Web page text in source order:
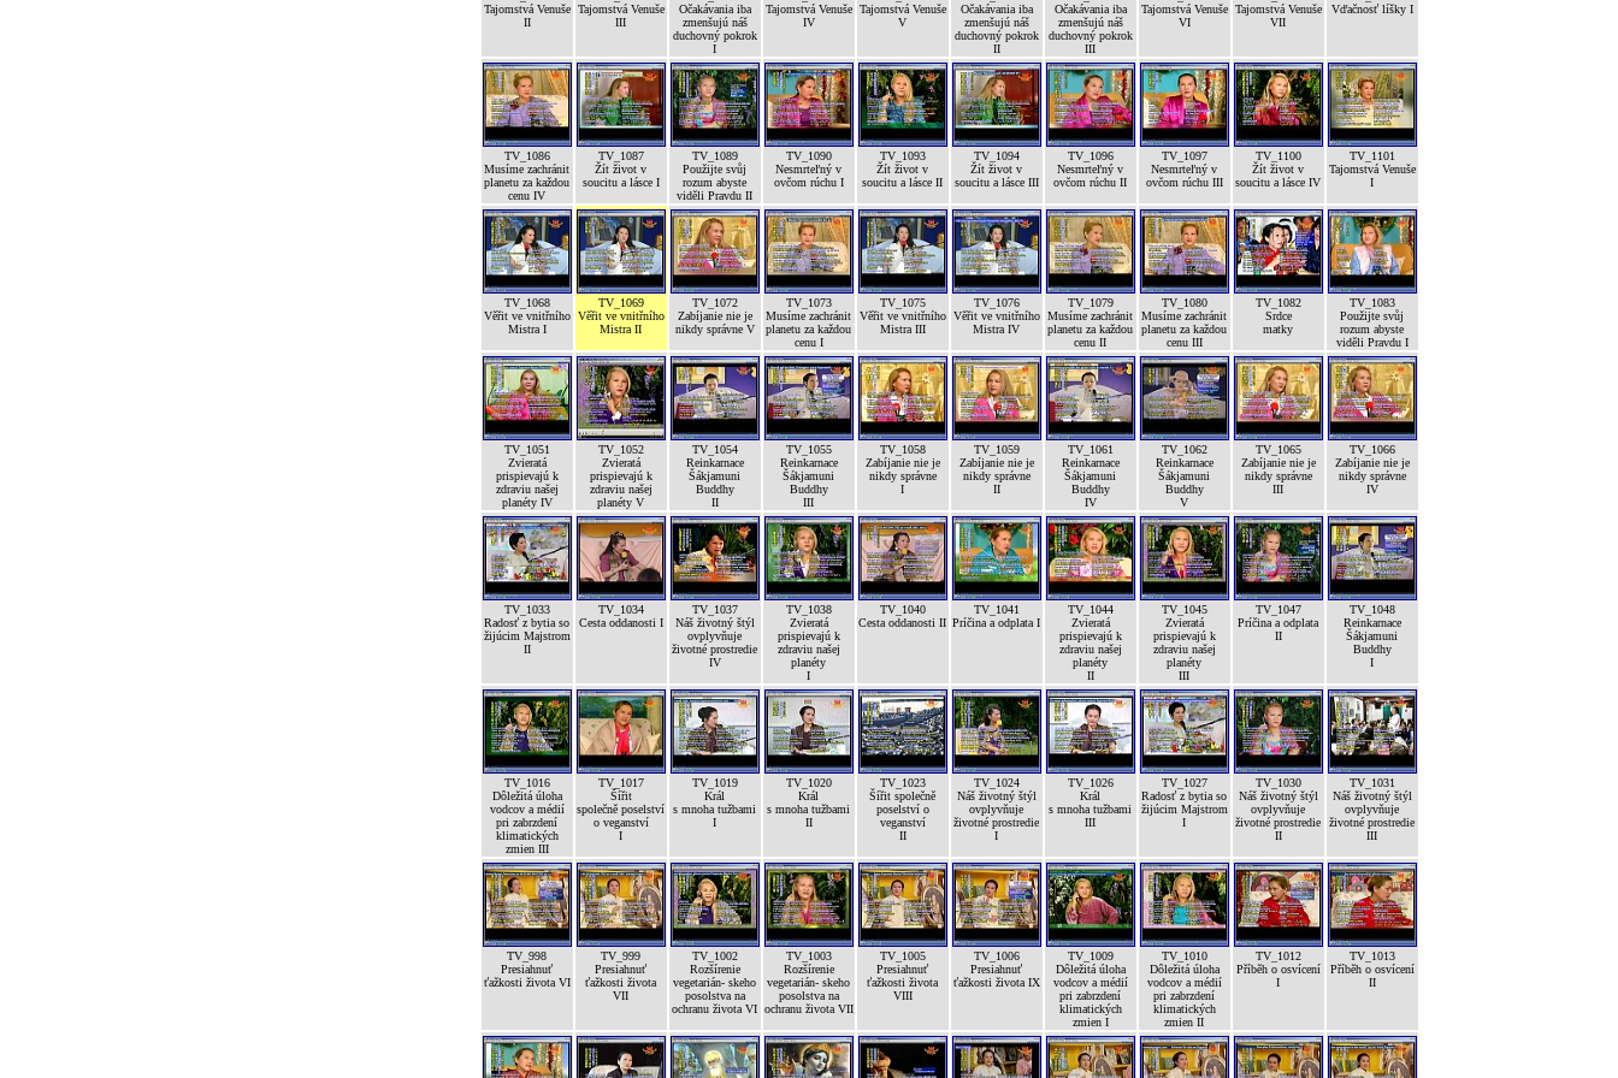
Tajomstvá Venuše
II
Tajomstvá Venuše
III
Očakávania iba
zmenšujú náš
duchovný pokrok
I
Tajomstvá Venuše
IV
Tajomstvá Venuše
V
Očakávania iba
zmenšujú náš
duchovný pokrok
II
Očakávania iba
zmenšujú náš
duchovný pokrok
III
Tajomstvá Venuše
VI
Tajomstvá Venuše
VII
Vďačnosť líšky I
TV_1086
Musíme zachránit
planetu za každou
cenu IV
TV_1087
Žít život v
soucitu a lásce I
TV_1089
Použijte svůj
rozum abyste
viděli Pravdu II
TV_1090
Nesmrteľný v
ovčom rúchu I
TV_1093
Žít život v
soucitu a lásce II
TV_1094
Žít život v
soucitu a lásce III
TV_1096
Nesmrteľný v
ovčom rúchu II
TV_1097
Nesmrteľný v
ovčom rúchu III
TV_1100
Žít život v
soucitu a lásce IV
TV_1101
Tajomstvá Venuše
I
TV_1068
Věřit ve vnitřního
Mistra I
TV_1069
Věřit ve vnitřního
Mistra II
TV_1072
Zabíjanie nie je
nikdy správne V
TV_1073
Musíme zachránit
planetu za každou
cenu I
TV_1075
Věřit ve vnitřního
Mistra III
TV_1076
Věřit ve vnitřního
Mistra IV
TV_1079
Musíme zachránit
planetu za každou
cenu II
TV_1080
Musíme zachránit
planetu za každou
cenu III
TV_1082
Srdce
matky
TV_1083
Použijte svůj
rozum abyste
viděli Pravdu I
TV_1051
Zvieratá
prispievajú k
zdraviu našej
planéty IV
TV_1052
Zvieratá
prispievajú k
zdraviu našej
planéty V
TV_1054
Reinkarnace
Šákjamuni
Buddhy
II
TV_1055
Reinkarnace
Šákjamuni
Buddhy
III
TV_1058
Zabíjanie nie je
nikdy správne
I
TV_1059
Zabíjanie nie je
nikdy správne
II
TV_1061
Reinkarnace
Šákjamuni
Buddhy
IV
TV_1062
Reinkarnace
Šákjamuni
Buddhy
V
TV_1065
Zabíjanie nie je
nikdy správne
III
TV_1066
Zabíjanie nie je
nikdy správne
IV
TV_1033
Radosť z bytia so
žijúcim Majstrom
II
TV_1034
Cesta oddanosti I
TV_1037
Náš životný štýl
ovplyvňuje
životné prostredie
IV
TV_1038
Zvieratá
prispievajú k
zdraviu našej
planéty
I
TV_1040
Cesta oddanosti II
TV_1041
Príčina a odplata I
TV_1044
Zvieratá
prispievajú k
zdraviu našej
planéty
II
TV_1045
Zvieratá
prispievajú k
zdraviu našej
planéty
III
TV_1047
Príčina a odplata
II
TV_1048
Reinkarnace
Šákjamuni
Buddhy
I
TV_1016
Dôležitá úloha
vodcov a médií
pri zabrzdení
klimatických
zmien III
TV_1017
Šířit
společně poselství
o veganství
I
TV_1019
Král
s mnoha tužbami
I
TV_1020
Král
s mnoha tužbami
II
TV_1023
Šířit společně
poselství o
veganství
II
TV_1024
Náš životný štýl
ovplyvňuje
životné prostredie
I
TV_1026
Král
s mnoha tužbami
III
TV_1027
Radosť z bytia so
žijúcim Majstrom
I
TV_1030
Náš životný štýl
ovplyvňuje
životné prostredie
II
TV_1031
Náš životný štýl
ovplyvňuje
životné prostredie
III
TV_998
Presiahnuť
ťažkosti života VI
TV_999
Presiahnuť
ťažkosti života
VII
TV_1002
Rozšírenie
vegetarián- skeho
posolstva na
ochranu života VI
TV_1003
Rozšírenie
vegetarián- skeho
posolstva na
ochranu života VII
TV_1005
Presiahnuť
ťažkosti života
VIII
TV_1006
Presiahnuť
ťažkosti života IX
TV_1009
Dôležitá úloha
vodcov a médií
pri zabrzdení
klimatických
zmien I
TV_1010
Dôležitá úloha
vodcov a médií
pri zabrzdení
klimatických
zmien II
TV_1012
Příběh o osvícení
I
TV_1013
Příběh o osvícení
II